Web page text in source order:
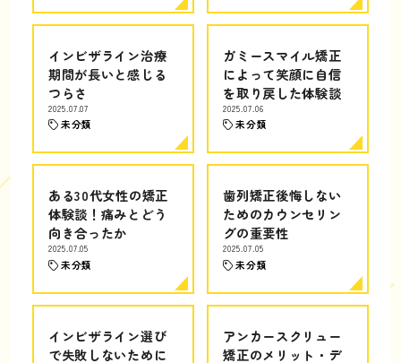
インビザライン治療
期間が長いと感じる
つらさ
2025.07.07
未分類
ガミースマイル矯正
によって笑顔に自信
を取り戻した体験談
2025.07.06
未分類
ある30代女性の矯正
体験談！痛みとどう
向き合ったか
2025.07.05
未分類
歯列矯正後悔しない
ためのカウンセリン
グの重要性
2025.07.05
未分類
インビザライン選び
で失敗しないために
アンカースクリュー
矯正のメリット・デ